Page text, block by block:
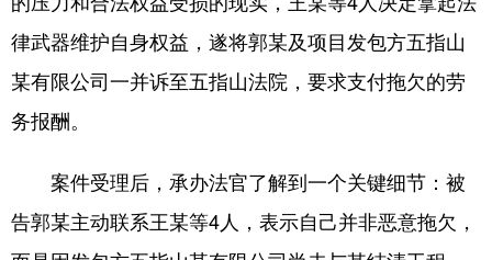
律武器维护自身权益，遂将郭某及项目发包方五指山
某有限公司一并诉至五指山法院，要求支付拖欠的劳
务报酬。
案件受理后，承办法官了解到一个关键细节：被
告郭某主动联系王某等4人，表示自己并非恶意拖欠，